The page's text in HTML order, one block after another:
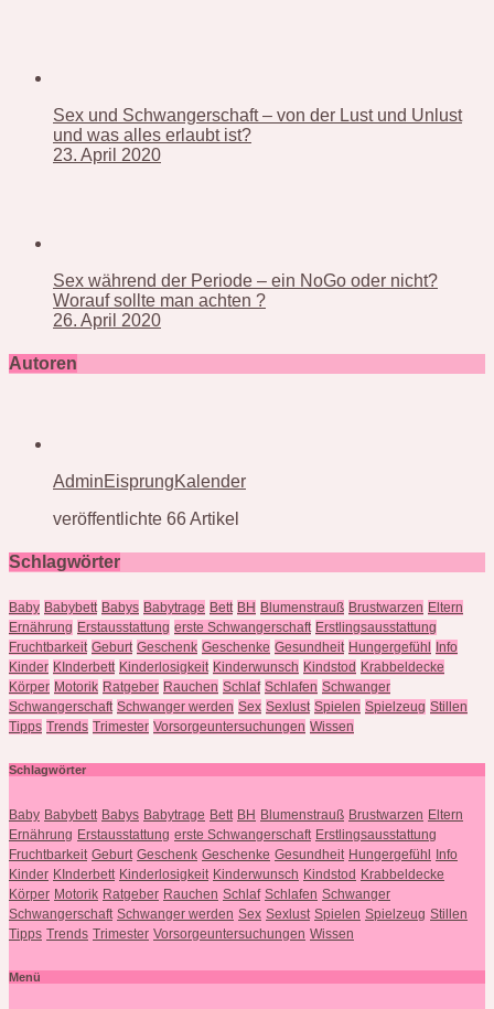
Sex und Schwangerschaft – von der Lust und Unlust
und was alles erlaubt ist?
23. April 2020
Sex während der Periode – ein NoGo oder nicht?
Worauf sollte man achten ?
26. April 2020
Autoren
AdminEisprungKalender
veröffentlichte 66 Artikel
Schlagwörter
Baby Babybett Babys Babytrage Bett BH Blumenstrauß Brustwarzen Eltern
Ernährung Erstausstattung erste Schwangerschaft Erstlingsausstattung
Fruchtbarkeit Geburt Geschenk Geschenke Gesundheit Hungergefühl Info
Kinder KInderbett Kinderlosigkeit Kinderwunsch Kindstod Krabbeldecke
Körper Motorik Ratgeber Rauchen Schlaf Schlafen Schwanger
Schwangerschaft Schwanger werden Sex Sexlust Spielen Spielzeug Stillen
Tipps Trends Trimester Vorsorgeuntersuchungen Wissen
Schlagwörter
Baby Babybett Babys Babytrage Bett BH Blumenstrauß Brustwarzen Eltern
Ernährung Erstausstattung erste Schwangerschaft Erstlingsausstattung
Fruchtbarkeit Geburt Geschenk Geschenke Gesundheit Hungergefühl Info
Kinder KInderbett Kinderlosigkeit Kinderwunsch Kindstod Krabbeldecke
Körper Motorik Ratgeber Rauchen Schlaf Schlafen Schwanger
Schwangerschaft Schwanger werden Sex Sexlust Spielen Spielzeug Stillen
Tipps Trends Trimester Vorsorgeuntersuchungen Wissen
Menü